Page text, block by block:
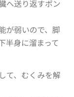
へ送り返すポン
が弱いので、脚
半身に溜まって
て、むくみを解